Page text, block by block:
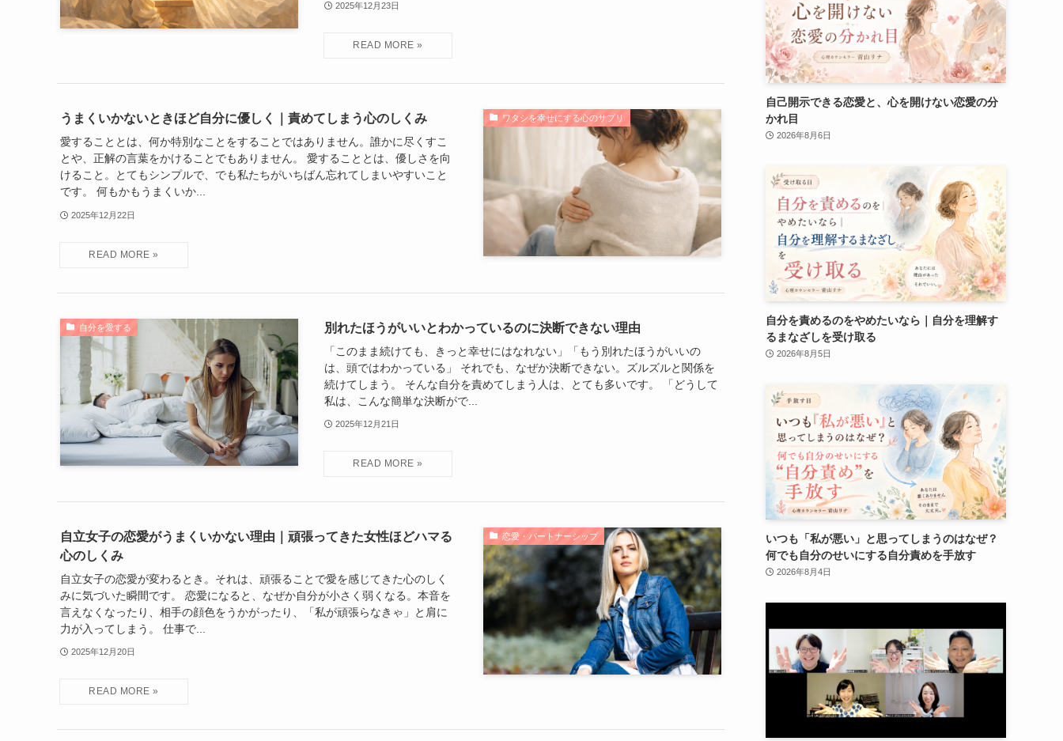
2025年12月23日
ワタシを幸せにする心のサプリ
うまくいかないときほど自分に優しく｜責めてしまう心のしくみ
愛することとは、何か特別なことをすることではありません。誰かに尽くすこ
とや、正解の言葉をかけることでもありません。 愛することとは、優しさを向
けること。とてもシンプルで、でも私たちがいちばん忘れてしまいやすいこと
です。 何もかもうまくいか...
2025年12月22日
自分を愛する 別れたほうがいいとわかっているのに決断できない理由
「このまま続けても、きっと幸せにはなれない」「もう別れたほうがいいの
は、頭ではわかっている」 それでも、なぜか決断できない。ズルズルと関係を
続けてしまう。 そんな自分を責めてしまう人は、とても多いです。 「どうして
私は、こんな簡単な決断がで...
2025年12月21日
恋愛・パートナーシップ
自立女子の恋愛がうまくいかない理由｜頑張ってきた女性ほどハマる
心のしくみ
自立女子の恋愛が変わるとき。それは、頑張ることで愛を感じてきた心のしく
みに気づいた瞬間です。 恋愛になると、なぜか自分が小さく弱くなる。本音を
言えなくなったり、相手の顔色をうかがったり、「私が頑張らなきゃ」と肩に
力が入ってしまう。 仕事で...
2025年12月20日
自己開示できる恋愛と、心を開けない恋愛の分
かれ目
2026年8月6日
自分を責めるのをやめたいなら｜自分を理解す
るまなざしを受け取る
2026年8月5日
いつも「私が悪い」と思ってしまうのはなぜ？
何でも自分のせいにする自分責めを手放す
2026年8月4日